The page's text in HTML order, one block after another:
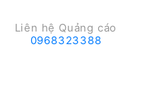
Liên hệ Quảng cáo
0968323388